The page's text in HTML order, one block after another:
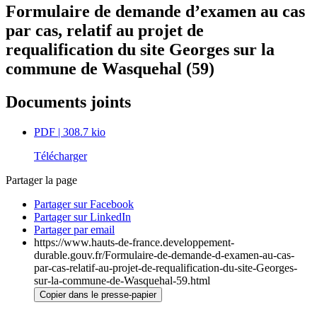
Formulaire de demande d’examen au cas
par cas, relatif au projet de
requalification du site Georges sur la
commune de Wasquehal (59)
Documents joints
PDF | 308.7 kio
Télécharger
Partager la page
Partager sur Facebook
Partager sur LinkedIn
Partager par email
https://www.hauts-de-france.developpement-
durable.gouv.fr/Formulaire-de-demande-d-examen-au-cas-
par-cas-relatif-au-projet-de-requalification-du-site-Georges-
sur-la-commune-de-Wasquehal-59.html
Copier dans le presse-papier